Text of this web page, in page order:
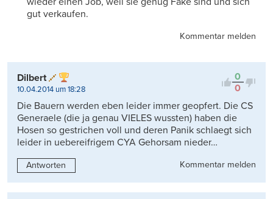
gut verkaufen.
Kommentar melden
0
0
Dilbert
10.04.2014 um 18:28
Die Bauern werden eben leider immer geopfert. Die CS
Generaele (die ja genau VIELES wussten) haben die
Hosen so gestrichen voll und deren Panik schlaegt sich
leider in uebereifrigem CYA Gehorsam nieder…
Antworten Kommentar melden